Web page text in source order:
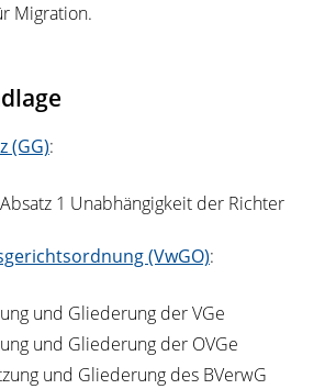
Migration.
(GG):
1 Unabhängigkeit der Richter
(VwGO):
und Gliederung der VGe
und Gliederung der OVGe
und Gliederung des BVerwG